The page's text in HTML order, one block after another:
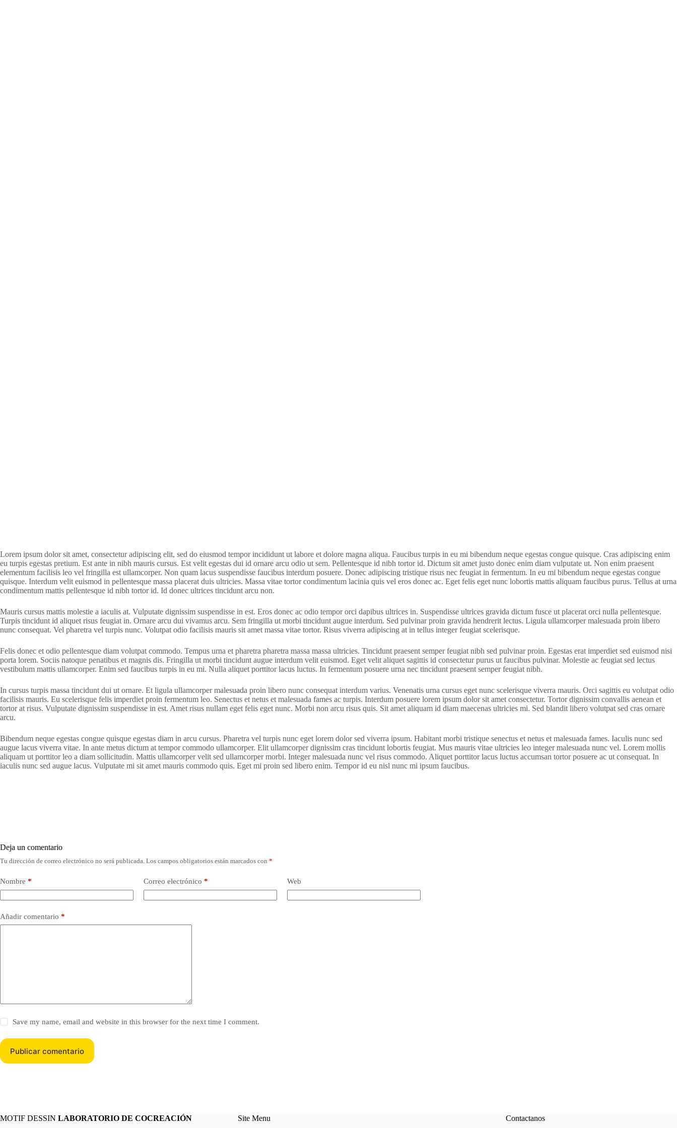
Lorem ipsum dolor sit amet, consectetur adipiscing elit, sed do eiusmod tempor incididunt ut labore et dolore magna aliqua. Faucibus turpis in eu mi bibendum neque egestas congue quisque. Cras adipiscing enim
eu turpis egestas pretium. Est ante in nibh mauris cursus. Est velit egestas dui id ornare arcu odio ut sem. Pellentesque id nibh tortor id. Dictum sit amet justo donec enim diam vulputate ut. Non enim praesent
elementum facilisis leo vel fringilla est ullamcorper. Non quam lacus suspendisse faucibus interdum posuere. Donec adipiscing tristique risus nec feugiat in fermentum. In eu mi bibendum neque egestas congue
quisque. Interdum velit euismod in pellentesque massa placerat duis ultricies. Massa vitae tortor condimentum lacinia quis vel eros donec ac. Eget felis eget nunc lobortis mattis aliquam faucibus purus. Tellus at urna
condimentum mattis pellentesque id nibh tortor id. Id donec ultrices tincidunt arcu non.
Mauris cursus mattis molestie a iaculis at. Vulputate dignissim suspendisse in est. Eros donec ac odio tempor orci dapibus ultrices in. Suspendisse ultrices gravida dictum fusce ut placerat orci nulla pellentesque.
Turpis tincidunt id aliquet risus feugiat in. Ornare arcu dui vivamus arcu. Sem fringilla ut morbi tincidunt augue interdum. Sed pulvinar proin gravida hendrerit lectus. Ligula ullamcorper malesuada proin libero
nunc consequat. Vel pharetra vel turpis nunc. Volutpat odio facilisis mauris sit amet massa vitae tortor. Risus viverra adipiscing at in tellus integer feugiat scelerisque.
Felis donec et odio pellentesque diam volutpat commodo. Tempus urna et pharetra pharetra massa massa ultricies. Tincidunt praesent semper feugiat nibh sed pulvinar proin. Egestas erat imperdiet sed euismod nisi
porta lorem. Sociis natoque penatibus et magnis dis. Fringilla ut morbi tincidunt augue interdum velit euismod. Eget velit aliquet sagittis id consectetur purus ut faucibus pulvinar. Molestie ac feugiat sed lectus
vestibulum mattis ullamcorper. Enim sed faucibus turpis in eu mi. Nulla aliquet porttitor lacus luctus. In fermentum posuere urna nec tincidunt praesent semper feugiat nibh.
In cursus turpis massa tincidunt dui ut ornare. Et ligula ullamcorper malesuada proin libero nunc consequat interdum varius. Venenatis urna cursus eget nunc scelerisque viverra mauris. Orci sagittis eu volutpat odio
facilisis mauris. Eu scelerisque felis imperdiet proin fermentum leo. Senectus et netus et malesuada fames ac turpis. Interdum posuere lorem ipsum dolor sit amet consectetur. Tortor dignissim convallis aenean et
tortor at risus. Vulputate dignissim suspendisse in est. Amet risus nullam eget felis eget nunc. Morbi non arcu risus quis. Sit amet aliquam id diam maecenas ultricies mi. Sed blandit libero volutpat sed cras ornare
arcu.
Bibendum neque egestas congue quisque egestas diam in arcu cursus. Pharetra vel turpis nunc eget lorem dolor sed viverra ipsum. Habitant morbi tristique senectus et netus et malesuada fames. Iaculis nunc sed
augue lacus viverra vitae. In ante metus dictum at tempor commodo ullamcorper. Elit ullamcorper dignissim cras tincidunt lobortis feugiat. Mus mauris vitae ultricies leo integer malesuada nunc vel. Lorem mollis
aliquam ut porttitor leo a diam sollicitudin. Mattis ullamcorper velit sed ullamcorper morbi. Integer malesuada nunc vel risus commodo. Aliquet porttitor lacus luctus accumsan tortor posuere ac ut consequat. In
iaculis nunc sed augue lacus. Vulputate mi sit amet mauris commodo quis. Eget mi proin sed libero enim. Tempor id eu nisl nunc mi ipsum faucibus.
Deja un comentario
Tu dirección de correo electrónico no será publicada. Los campos obligatorios están marcados con *
Nombre * Correo electrónico * Web
Añadir comentario *
Save my name, email and website in this browser for the next time I comment.
Publicar comentario
MOTIF DESSIN LABORATORIO DE COCREACIÓN Site Menu Contactanos